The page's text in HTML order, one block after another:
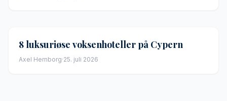
8 luksuriøse voksenhoteller på Cypern
Axel Hernborg·25. juli 2026